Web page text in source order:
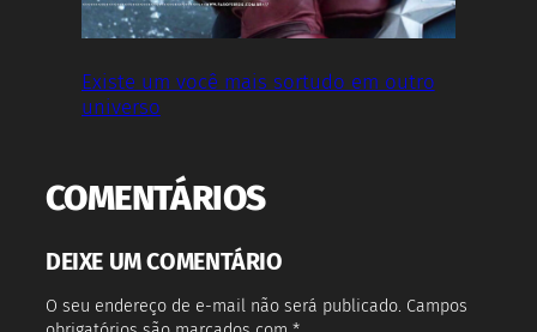
Existe um você mais sortudo em outro
universo
COMENTÁRIOS
DEIXE UM COMENTÁRIO
O seu endereço de e-mail não será publicado. Campos